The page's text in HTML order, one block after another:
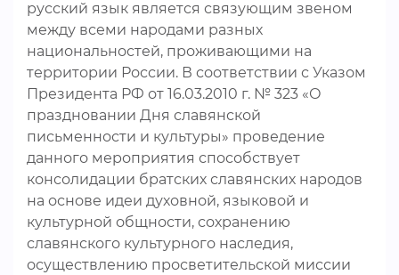
русский язык является связующим звеном
между всеми народами разных
национальностей, проживающими на
территории России. В соответствии с Указом
Президента РФ от 16.03.2010 г. № 323 «О
праздновании Дня славянской
письменности и культуры» проведение
данного мероприятия способствует
консолидации братских славянских народов
на основе идеи духовной, языковой и
культурной общности, сохранению
славянского культурного наследия,
осуществлению просветительской миссии